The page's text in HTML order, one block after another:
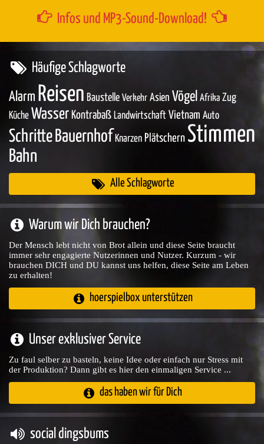
Infos und MP3-Sound-Download!
Häufige Schlagworte
Alarm Reisen Baustelle Verkehr Asien Vögel Afrika Zug
Küche Wasser Kontrabaß Landwirtschaft Vietnam Auto
Schritte Bauernhof Knarzen Plätschern Stimmen
Bahn
Alle Schlagworte
Warum wir Dich brauchen?
Der Mensch lebt nicht von Brot allein und diese Seite braucht
immer sehr engagierte Nutzerinnen und Nutzer. Kurzum - wir
brauchen DICH und DU kannst uns helfen, diese Seite am Leben
zu erhalten!
hoerspielbox unterstützen
Unser exklusiver Service
Zu faul selber zu basteln, keine Idee oder einfach nur Stress mit
der Produktion? Dann gibt es hier den einmaligen Service ...
das haben wir für Dich
social dingsbums